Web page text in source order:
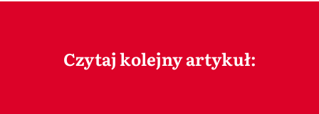
Czytaj kolejny artykuł: